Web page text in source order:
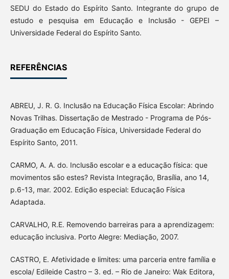
SEDU do Estado do Espírito Santo. Integrante do grupo de
estudo e pesquisa em Educação e Inclusão - GEPEI –
Universidade Federal do Espírito Santo.
REFERÊNCIAS
ABREU, J. R. G. Inclusão na Educação Física Escolar: Abrindo
Novas Trilhas. Dissertação de Mestrado - Programa de Pós-
Graduação em Educação Física, Universidade Federal do
Espírito Santo, 2011.
CARMO, A. A. do. Inclusão escolar e a educação física: que
movimentos são estes? Revista Integração, Brasília, ano 14,
p.6-13, mar. 2002. Edição especial: Educação Física
Adaptada.
CARVALHO, R.E. Removendo barreiras para a aprendizagem:
educação inclusiva. Porto Alegre: Mediação, 2007.
CASTRO, E. Afetividade e limites: uma parceria entre família e
escola/ Edileide Castro – 3. ed. – Rio de Janeiro: Wak Editora,